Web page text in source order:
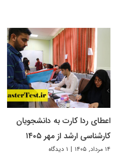
اعطای ردا کارت به دانشجویان
کارشناسی ارشد از مهر ۱۴۰۵
۱۴ مرداد, ۱۴۰۵ | ۱ دیدگاه